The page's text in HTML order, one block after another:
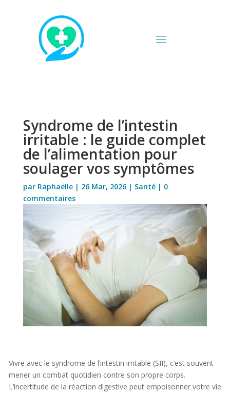
Syndrome de l’intestin
irritable : le guide complet
de l’alimentation pour
soulager vos symptômes
par Raphaëlle| 26 Mar, 2026| Santé| 0
commentaires
Vivre avec le syndrome de l’intestin irritable (SII), c’est souvent
mener un combat quotidien contre son propre corps.
L’incertitude de la réaction digestive peut empoisonner votre vie